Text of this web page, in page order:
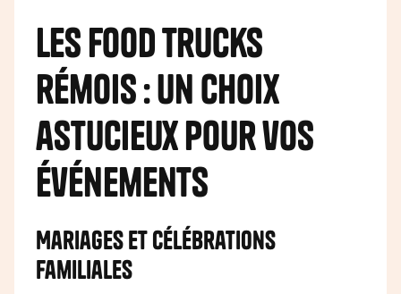
Les food trucks
rémois : un choix
astucieux pour vos
événements
Mariages et célébrations
familiales